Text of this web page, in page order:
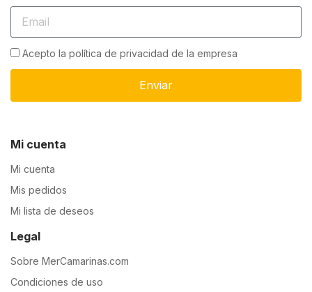
Acepto la política de privacidad de la empresa
Enviar
Mi cuenta
Mi cuenta
Mis pedidos
Mi lista de deseos
Legal
Sobre MerCamarinas.com
Condiciones de uso